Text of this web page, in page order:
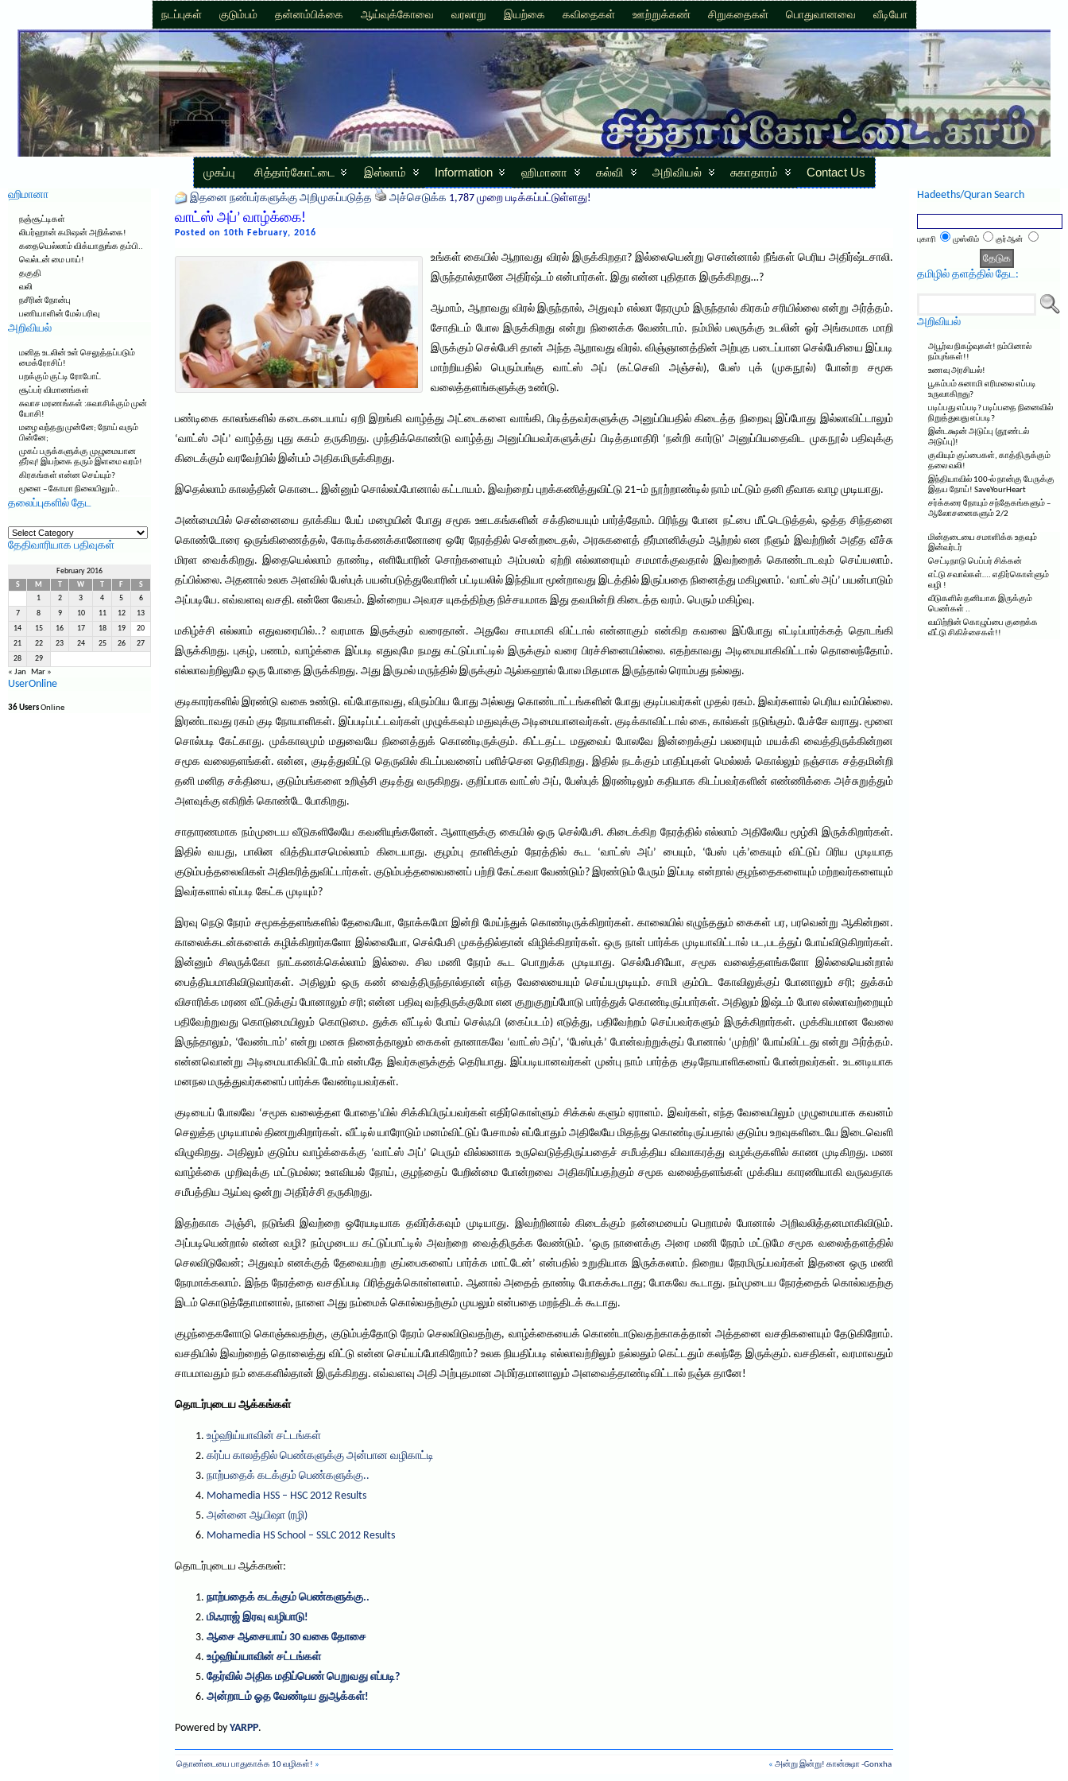
நடப்புகள் குடும்பம் தன்னம்பிக்கை ஆய்வுக்கோவை வரலாறு இயற்கை கவிதைகள் ஊற்றுக்கண் சிறுகதைகள் பொதுவானவை வீடியோ
முகப்பு சித்தார்கோட்டை இஸ்லாம் Information ஹிமானா கல்வி அறிவியல் சுகாதாரம் Contact Us
ஹிமானா
நஞ்சூட்டிகள்
லிபர்ஹான் கமிஷன் அறிக்கை!
கதையெல்லாம் விக்யாதுங்க தம்பி..
வெல்டன் மை பாய்!
தகுதி
வலி
நசீரின் நோன்பு
பணியாளின் மேல் பரிவு
அறிவியல்
மனித உடலின் உள் செலுத்தப்படும்
மைக்ரோசிப்!
பறக்கும் குட்டி ரோபோட்
சூப்பர் விமானங்கள்
சுவாச மரணங்கள் :சுவாசிக்கும் முன்
யோசி!
மழை வந்தது முன்னே; நோய் வரும்
பின்னே;
முகப் பருக்களுக்கு முழுமையான
தீர்வு! இயற்கை தரும் இளமை வரம்!
கிரகங்கள் என்ன செய்யும்?
மூளை – கோமா நிலையிலும்..
தலைப்புகளில் தேட
தலைப்புகளில்
தேட
தேதிவாரியாக பதிவுகள்
February 2016
S
M W F
S
1
2 3 4 5 6
7 8 9 10 11 12 13
14 15 16 17 18 19 20
21 22 23 24 25 26 27
28 29
« Jan Mar »
UserOnline
36 UsersOnline
இதனை நண்பர்களுக்கு அறிமுகப்படுத்த அச்செடுக்க 1,787 முறை படிக்கப்பட்டுள்ளது!
வாட்ஸ் அப்’ வாழ்க்கை!
Posted on 10th February, 2016
உங்கள் கையில் ஆறாவது விரல் இருக்கிறதா? இல்லையென்று சொன்னால் நீங்கள் பெரிய அதிர்ஷ்டசாலி.
இருந்தால்தானே அதிர்ஷ்டம் என்பார்கள். இது என்ன புதிதாக இருக்கிறது…?
ஆமாம், ஆறாவது விரல் இருந்தால், அதுவும் எல்லா நேரமும் இருந்தால் கிரகம் சரியில்லை என்று அர்த்தம்.
சோதிடம் போல இருக்கிறது என்று நினைக்க வேண்டாம். நம்மில் பலருக்கு உடலின் ஓர் அங்கமாக மாறி
இருக்கும் செல்பேசி தான் அந்த ஆறாவது விரல். விஞ்ஞானத்தின் அற்புத படைப்பான செல்பேசியை இப்படி
மாற்றியதில் பெரும்பங்கு வாட்ஸ் அப் (கட்செவி அஞ்சல்), பேஸ் புக் (முகநூல்) போன்ற சமூக
வலைத்தளங்களுக்கு உண்டு.
பண்டிகை காலங்களில் கடைகடையாய் ஏறி இறங்கி வாழ்த்து அட்டைகளை வாங்கி, பிடித்தவர்களுக்கு அனுப்பியதில் கிடைத்த நிறைவு இப்போது இல்லாவிட்டாலும்
‘வாட்ஸ் அப்’ வாழ்த்து புது சுகம் தருகிறது. முந்திக்கொண்டு வாழ்த்து அனுப்பியவர்களுக்குப் பிடித்தமாதிரி ‘நன்றி கார்டு’ அனுப்பியதைவிட முகநூல் பதிவுக்கு
கிடைக்கும் வரவேற்பில் இன்பம் அதிகமிருக்கிறது.
இதெல்லாம் காலத்தின் கொடை. இன்னும் சொல்லப்போனால் கட்டாயம். இவற்றைப் புறக்கணித்துவிட்டு 21–ம் நூற்றாண்டில் நாம் மட்டும் தனி தீவாக வாழ முடியாது.
அண்மையில் சென்னையை தாக்கிய பேய் மழையின் போது சமூக ஊடகங்களின் சக்தியையும் பார்த்தோம். பிரிந்து போன நட்பை மீட்டெடுத்தல், ஒத்த சிந்தனை
கொண்டோரை ஒருங்கிணைத்தல், கோடிக்கணக்கானோரை ஒரே நேரத்தில் சென்றடைதல், அரசுகளைத் தீர்மானிக்கும் ஆற்றல் என நீளும் இவற்றின் அதீத வீச்சு
மிரள வைக்கிறது. இதையெல்லாம் தாண்டி, எளியோரின் சொற்களையும் அம்பலம் ஏற்றி எல்லாரையும் சமமாக்குவதால் இவற்றைக் கொண்டாடவும் செய்யலாம்.
தப்பில்லை. அதனால் உலக அளவில் பேஸ்புக் பயன்படுத்துவோரின் பட்டியலில் இந்தியா மூன்றாவது இடத்தில் இருப்பதை நினைத்து மகிழலாம். ‘வாட்ஸ் அப்’ பயன்பாடும்
அப்படியே. எவ்வளவு வசதி. என்னே வேகம். இன்றைய அவரச யுகத்திற்கு நிச்சயமாக இது தவமின்றி கிடைத்த வரம். பெரும் மகிழ்வு.
மகிழ்ச்சி எல்லாம் எதுவரையில்..? வரமாக இருக்கும் வரைதான். அதுவே சாபமாகி விட்டால் என்னாகும் என்கிற கவலை இப்போது எட்டிப்பார்க்கத் தொடங்கி
இருக்கிறது. புகழ், பணம், வாழ்க்கை இப்படி எதுவுமே நமது கட்டுப்பாட்டில் இருக்கும் வரை பிரச்சினையில்லை. எதற்காவது அடிமையாகிவிட்டால் தொலைந்தோம்.
எல்லாவற்றிலுமே ஒரு போதை இருக்கிறது. அது இருமல் மருந்தில் இருக்கும் ஆல்கஹால் போல மிதமாக இருந்தால் ரொம்பது நல்லது.
குடிகாரர்களில் இரண்டு வகை உண்டு. எப்போதாவது, விரும்பிய போது அல்லது கொண்டாட்டங்களின் போது குடிப்பவர்கள் முதல் ரகம். இவர்களால் பெரிய வம்பில்லை.
இரண்டாவது ரகம் குடி நோயாளிகள். இப்படிப்பட்டவர்கள் முழுக்கவும் மதுவுக்கு அடிமையானவர்கள். குடிக்காவிட்டால் கை, கால்கள் நடுங்கும். பேச்சே வராது. மூளை
சொல்படி கேட்காது. முக்காலமும் மதுவையே நினைத்துக் கொண்டிருக்கும். கிட்டதட்ட மதுவைப் போலவே இன்றைக்குப் பலரையும் மயக்கி வைத்திருக்கின்றன
சமூக வலைதளங்கள். என்ன, குடித்துவிட்டு தெருவில் கிடப்பவனைப் பளிச்சென தெரிகிறது. இதில் நடக்கும் பாதிப்புகள் மெல்லக் கொல்லும் நஞ்சாக சத்தமின்றி
தனி மனித சக்தியை, குடும்பங்களை உறிஞ்சி குடித்து வருகிறது. குறிப்பாக வாட்ஸ் அப், பேஸ்புக் இரண்டிலும் கதியாக கிடப்பவர்களின் எண்ணிக்கை அச்சுறுத்தும்
அளவுக்கு எகிறிக் கொண்டே போகிறது.
சாதாரணமாக நம்முடைய வீடுகளிலேயே கவனியுங்களேன். ஆளாளுக்கு கையில் ஒரு செல்பேசி. கிடைக்கிற நேரத்தில் எல்லாம் அதிலேயே மூழ்கி இருக்கிறார்கள்.
இதில் வயது, பாலின வித்தியாசமெல்லாம் கிடையாது. குழம்பு தாளிக்கும் நேரத்தில் கூட ‘வாட்ஸ் அப்’ பையும், ‘பேஸ் புக்’கையும் விட்டுப் பிரிய முடியாத
குடும்பத்தலைவிகள் அதிகரித்துவிட்டார்கள். குடும்பத்தலைவனைப் பற்றி கேட்கவா வேண்டும்? இரண்டும் பேரும் இப்படி என்றால் குழந்தைகளையும் மற்றவர்களையும்
இவர்களால் எப்படி கேட்க முடியும்?
இரவு நெடு நேரம் சமூகத்தளங்களில் தேவையோ, நோக்கமோ இன்றி மேய்ந்துக் கொண்டிருக்கிறார்கள். காலையில் எழுந்ததும் கைகள் பர, பரவென்று ஆகின்றன.
காலைக்கடன்களைக் கழிக்கிறார்களோ இல்லையோ, செல்பேசி முகத்தில்தான் விழிக்கிறார்கள். ஒரு நாள் பார்க்க முடியாவிட்டால் பட,படத்துப் போய்விடுகிறார்கள்.
இன்னும் சிலருக்கோ நாட்கணக்கெல்லாம் இல்லை. சில மணி நேரம் கூட பொறுக்க முடியாது. செல்பேசியோ, சமூக வலைத்தளங்களோ இல்லையென்றால்
பைத்தியமாகிவிடுவார்கள். அதிலும் ஒரு கண் வைத்திருந்தால்தான் எந்த வேலையையும் செய்யமுடியும். சாமி கும்பிட கோவிலுக்குப் போனாலும் சரி; துக்கம்
விசாரிக்க மரண வீட்டுக்குப் போனாலும் சரி; என்ன பதிவு வந்திருக்குமோ என குறுகுறுப்போடு பார்த்துக் கொண்டிருப்பார்கள். அதிலும் இஷ்டம் போல எல்லாவற்றையும்
பதிவேற்றுவது கொடுமையிலும் கொடுமை. துக்க வீட்டில் போய் செல்ஃபி (கைப்படம்) எடுத்து, பதிவேற்றம் செய்பவர்களும் இருக்கிறார்கள். முக்கியமான வேலை
இருந்தாலும், ‘வேண்டாம்’ என்று மனசு நினைத்தாலும் கைகள் தானாகவே ‘வாட்ஸ் அப்’, ‘பேஸ்புக்’ போன்வற்றுக்குப் போனால் ‘முற்றி’ போய்விட்டது என்று அர்த்தம்.
என்னவொன்று அடிமையாகிவிட்டோம் என்பதே இவர்களுக்குத் தெரியாது. இப்படியானவர்கள் முன்பு நாம் பார்த்த குடிநோயாளிகளைப் போன்றவர்கள். உடனடியாக
மனநல மருத்துவர்களைப் பார்க்க வேண்டியவர்கள்.
குடியைப் போலவே ‘சமூக வலைத்தள போதை’யில் சிக்கியிருப்பவர்கள் எதிர்கொள்ளும் சிக்கல் களும் ஏராளம். இவர்கள், எந்த வேலையிலும் முழுமையாக கவனம்
செலுத்த முடியாமல் திணறுகிறார்கள். வீட்டில் யாரோடும் மனம்விட்டுப் பேசாமல் எப்போதும் அதிலேயே மிதந்து கொண்டிருப்பதால் குடும்ப உறவுகளிடையே இடைவெளி
விழுகிறது. அதிலும் குடும்ப வாழ்க்கைக்கு ‘வாட்ஸ் அப்’ பெரும் வில்லனாக உருவெடுத்திருப்பதைச் சமீபத்திய விவாகரத்து வழக்குகளில் காண முடிகிறது. மண
வாழ்க்கை முறிவுக்கு மட்டுமல்ல; உளவியல் நோய், குழந்தைப் பேறின்மை போன்றவை அதிகரிப்பதற்கும் சமூக வலைத்தளங்கள் முக்கிய காரணியாகி வருவதாக
சமீபத்திய ஆய்வு ஒன்று அதிர்ச்சி தருகிறது.
இதற்காக அஞ்சி, நடுங்கி இவற்றை ஒரேயடியாக தவிர்க்கவும் முடியாது. இவற்றினால் கிடைக்கும் நன்மையைப் பெறாமல் போனால் அறிவலித்தனமாகிவிடும்.
அப்படியென்றால் என்ன வழி? நம்முடைய கட்டுப்பாட்டில் அவற்றை வைத்திருக்க வேண்டும். ‘ஒரு நாளைக்கு அரை மணி நேரம் மட்டுமே சமூக வலைத்தளத்தில்
செலவிடுவேன்; அதுவும் எனக்குத் தேவையற்ற குப்பைகளைப் பார்க்க மாட்டேன்’ என்பதில் உறுதியாக இருக்கலாம். நிறைய நேரமிருப்பவர்கள் இதனை ஒரு மணி
நேரமாக்கலாம். இந்த நேரத்தை வசதிப்படி பிரித்துக்கொள்ளலாம். ஆனால் அதைத் தாண்டி போகக்கூடாது; போகவே கூடாது. நம்முடைய நேரத்தைக் கொல்வதற்கு
இடம் கொடுத்தோமானால், நாளை அது நம்மைக் கொல்வதற்கும் முயலும் என்பதை மறந்திடக் கூடாது.
குழந்தைகளோடு கொஞ்சுவதற்கு, குடும்பத்தோடு நேரம் செலவிடுவதற்கு, வாழ்க்கையைக் கொண்டாடுவதற்காகத்தான் அத்தனை வசதிகளையும் தேடுகிறோம்.
வசதியில் இவற்றைத் தொலைத்து விட்டு என்ன செய்யப்போகிறோம்? உலக நியதிப்படி எல்லாவற்றிலும் நல்லதும் கெட்டதும் கலந்தே இருக்கும். வசதிகள், வரமாவதும்
சாபமாவதும் நம் கைகளில்தான் இருக்கிறது. எவ்வளவு அதி அற்புதமான அமிர்தமானாலும் அளவைத்தாண்டிவிட்டால் நஞ்சு தானே!
தொடர்புடைய ஆக்கங்கள்
உழ்ஹிய்யாவின் சட்டங்கள்
கர்ப்ப காலத்தில் பெண்களுக்கு அன்பான வழிகாட்டி
நாற்பதைக் கடக்கும் பெண்களுக்கு..
Mohamedia HSS – HSC 2012 Results
அன்னை ஆயிஷா (ரழி)
Mohamedia HS School – SSLC 2012 Results
தொடர்புடைய ஆக்கஙள்:
நாற்பதைக் கடக்கும் பெண்களுக்கு..
மிஃராஜ் இரவு வழிபாடு!
ஆசை ஆசையாய் 30 வகை தோசை
உழ்ஹிய்யாவின் சட்டங்கள்
தேர்வில் அதிக மதிப்பெண் பெறுவது எப்படி?
அன்றாடம் ஓத வேண்டிய துஆக்கள்!
Powered by YARPP.
தொண்டையை பாதுகாக்க 10 வழிகள்! » « அன்று இன்று! கான்க்ஷா -Gonxha
Hadeeths/Quran Search
புகாரி முஸ்லிம் குர்ஆன்
தமிழில் தளத்தில் தேட:
அறிவியல்
அபூர்வ நிகழ்வுகள்! நம்பினால்
நம்புங்கள்!!
உணவு அரசியல்!
பூகம்பம் சுனாமி எரிமலை எப்படி
உருவாகிறது?
படிப்பது எப்படி? படிப்பதை நினைவில்
நிறுத்துவது எப்படி?
இன்டக்ஷன் அடுப்பு (தூண்டல்
அடுப்பு)!
குவியும் குப்பைகள், காத்திருக்கும்
தலை வலி!
இந்தியாவில் 100-ல் நான்கு பேருக்கு
இதய நோய்! SaveYourHeart
சர்க்கரை நோயும் சந்தேகங்களும் –
ஆலோசனைகளும் 2/2
மின்தடையை சமாளிக்க உதவும்
இன்வர்டர்
செட்டிநாடு பெப்பர் சிக்கன்
எட்டு சவால்கள்…. எதிர்கொள்ளும்
வழி !
வீடுகளில் தனியாக இருக்கும்
பெண்கள் ..
வயிற்றின் கொழுப்பை குறைக்க
வீட்டு சிகிச்சைகள்!!